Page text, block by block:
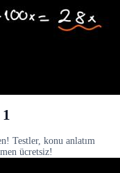
Testler, konu anlatım
ücretsiz!